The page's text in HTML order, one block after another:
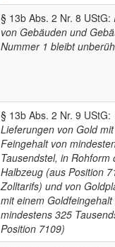
§ 13b Abs. 2 Nr. 8 UStG:
von Gebäuden und
Nummer 1 bleibt
§ 13b Abs. 2 Nr. 9 UStG:
Lieferungen von Gold
Feingehalt von
Tausendstel, in Rohform
Halbzeug (aus Position
Zolltarifs) und von
mit einem Goldfeingehalt
mindestens 325
Position 7109)